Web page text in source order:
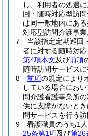
し、利用者の処遇
回・随時対応型訪
は同一敷地内にあ
対応型訪問介護事
7
当該指定定期巡回
者に対する随時対
第4項本文及び前項
随時訪問サービス
8
前項の規定により
している場合にお
問介護看護事業所
供に支障がないとき
問サービスを行う
9
看護職員のうち1
25条第1項及び第26